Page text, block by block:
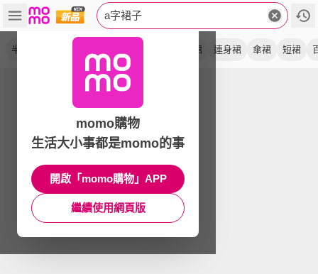
a字裙子
半身裙 牛仔裙 連身裙 傘裙 短裙
momo購物
生活大小事都是momo的事
開啟「momo購物」APP
繼續使用網頁版